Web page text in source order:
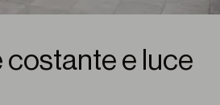
costante e luce